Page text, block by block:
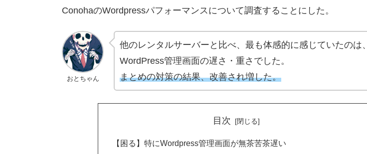
ConohaのWordpressパフォーマンスについて調査することにした。
おとちゃん
他のレンタルサーバーと比べ、最も体感的に感じていたのは、
WordPress管理画面の遅さ・重さでした。
まとめの対策の結果、改善され増した。
目次
【困る】特にWordpress管理画面が無茶苦茶遅い